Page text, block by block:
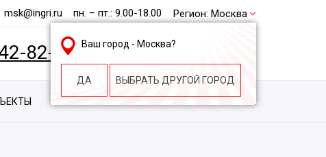
msk@ingri.ru пн. – пт.: 9.00-18.00 Регион: Москва
Ваш город - Москва?
ДА ВЫБРАТЬ ДРУГОЙ ГОРОД
82-62